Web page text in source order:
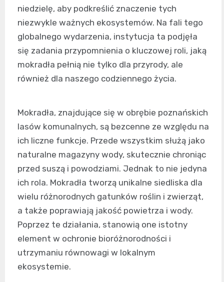
niedzielę, aby podkreślić znaczenie tych
niezwykle ważnych ekosystemów. Na fali tego
globalnego wydarzenia, instytucja ta podjęła
się zadania przypomnienia o kluczowej roli, jaką
mokradła pełnią nie tylko dla przyrody, ale
również dla naszego codziennego życia.
Mokradła, znajdujące się w obrębie poznańskich
lasów komunalnych, są bezcenne ze względu na
ich liczne funkcje. Przede wszystkim służą jako
naturalne magazyny wody, skutecznie chroniąc
przed suszą i powodziami. Jednak to nie jedyna
ich rola. Mokradła tworzą unikalne siedliska dla
wielu różnorodnych gatunków roślin i zwierząt,
a także poprawiają jakość powietrza i wody.
Poprzez te działania, stanowią one istotny
element w ochronie bioróżnorodności i
utrzymaniu równowagi w lokalnym
ekosystemie.